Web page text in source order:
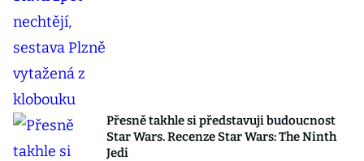
Přesně takhle si představuji budoucnost
Star Wars. Recenze Star Wars: The Ninth
Jedi